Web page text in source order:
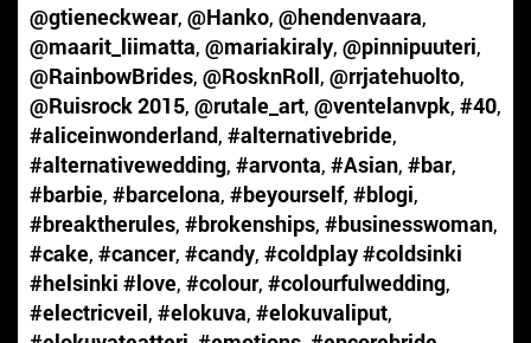
@gtieneckwear, @Hanko, @hendenvaara,
@maarit_liimatta, @mariakiraly, @pinnipuuteri,
@RainbowBrides, @RosknRoll, @rrjatehuolto,
@Ruisrock 2015, @rutale_art, @ventelanvpk, #40,
#aliceinwonderland, #alternativebride,
#alternativewedding, #arvonta, #Asian, #bar,
#barbie, #barcelona, #beyourself, #blogi,
#breaktherules, #brokenships, #businesswoman,
#cake, #cancer, #candy, #coldplay #coldsinki
#helsinki #love, #colour, #colourfulwedding,
#electricveil, #elokuva, #elokuvaliput,